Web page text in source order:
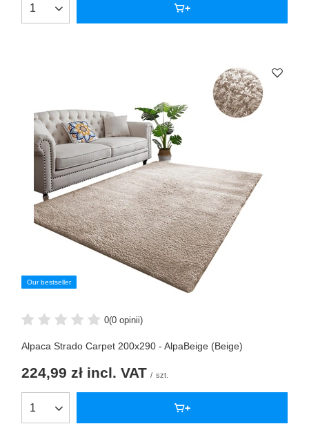
Our bestseller
0(0 opinii)
Alpaca Strado Carpet 200x290 - AlpaBeige (Beige)
224,99 zł incl. VAT / szt.